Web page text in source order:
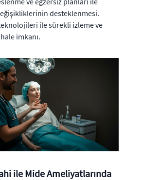
desteklenmesi.
ile sürekli izleme ve
imkanı.
ile Mide Ameliyatlarında